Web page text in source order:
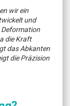
wir ein
und
Deformation
die Kraft
das Abkanten
die Präzision